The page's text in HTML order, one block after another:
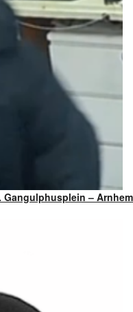
Gangulphusplein – Arnhem